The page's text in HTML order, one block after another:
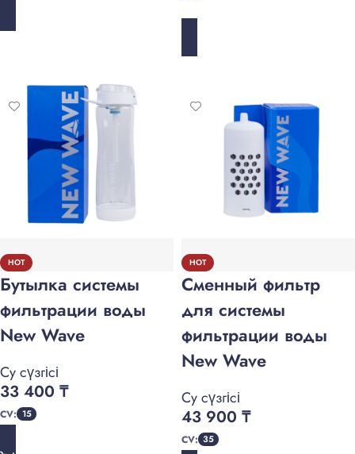
HOT
Бутылка системы
фильтрации воды
New Wave
Су сүзгісі
33 400 ₸
CV: 15
HOT
Сменный фильтр
для системы
фильтрации воды
New Wave
Су сүзгісі
43 900 ₸
CV: 35